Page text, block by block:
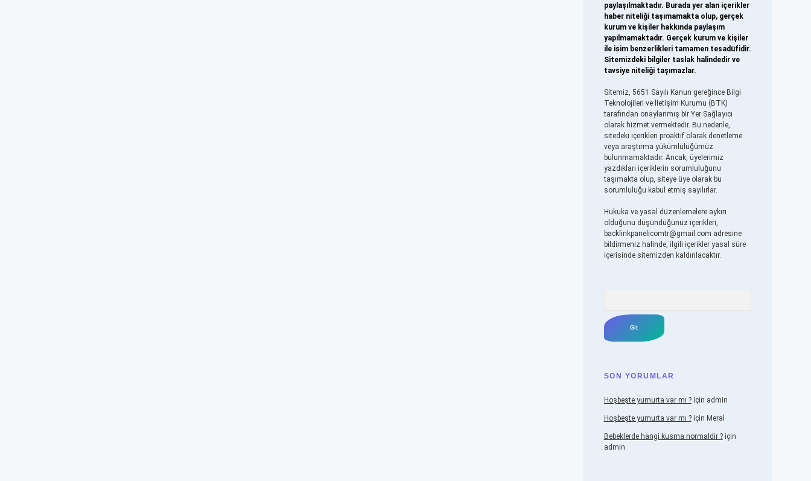
paylaşılmaktadır. Burada yer alan içerikler
haber niteliği taşımamakta olup, gerçek
kurum ve kişiler hakkında paylaşım
yapılmamaktadır. Gerçek kurum ve kişiler
ile isim benzerlikleri tamamen tesadüfidir.
Sitemizdeki bilgiler taslak halindedir ve
tavsiye niteliği taşımazlar.
Sitemiz, 5651 Sayılı Kanun gereğince Bilgi
Teknolojileri ve İletişim Kurumu (BTK)
tarafından onaylanmış bir Yer Sağlayıcı
olarak hizmet vermektedir. Bu nedenle,
sitedeki içerikleri proaktif olarak denetleme
veya araştırma yükümlülüğümüz
bulunmamaktadır. Ancak, üyelerimiz
yazdıkları içeriklerin sorumluluğunu
taşımakta olup, siteye üye olarak bu
sorumluluğu kabul etmiş sayılırlar.
Hukuka ve yasal düzenlemelere aykırı
olduğunu düşündüğünüz içerikleri,
backlinkpanelicomtr@gmail.com adresine
bildirmeniz halinde, ilgili içerikler yasal süre
içerisinde sitemizden kaldırılacaktır.
SON YORUMLAR
Hoşbeşte yumurta var mı ?için admin
Hoşbeşte yumurta var mı ?için Meral
Bebeklerde hangi kusma normaldir ?için
admin